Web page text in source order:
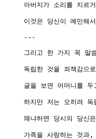
아버지가 소리를 지르
이것은 당신이 예민해
---
그리고 한 가지 꼭 말
독립한 것을 죄책감으
글을 보면 어머니를
하지만 저는 오히려 독
왜냐하면 당시의 당신
가족을 사랑하는 것과,